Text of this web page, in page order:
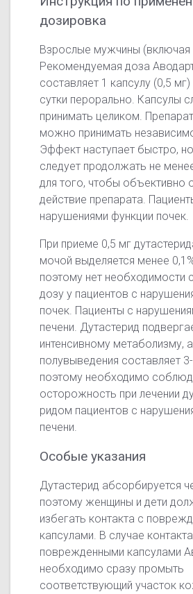
дозировка
Взрослые мужчины
Рекомендуемая доза
составляет 1 капсулу (0,5
сутки перорально. Капсулы
принимать целиком.
можно принимать
Эффект наступает быстро,
следует продолжать не
для того, чтобы объективно
действие препарата.
нарушениями функции почек.
При приеме 0,5 мг
мочой выделяется менее
поэтому нет необходимости
дозу у пациентов с
почек. Пациенты с
печени. Дутастерид
интенсивному метаболизму,
полувыведения составляет
поэтому необходимо
осторожность при лечении
ридом пациентов с
печени.
Особые указания
Дутастерид абсорбируется
поэтому женщины и дети
избегать контакта с
капсулами. В случае
поврежденными капсулами
необходимо сразу промыть
соответствующий участок